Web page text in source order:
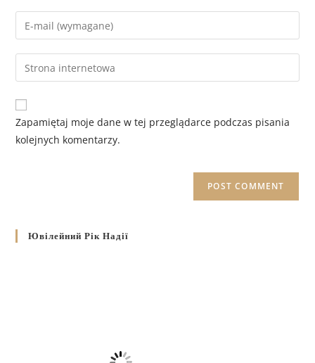
Zapamiętaj moje dane w tej przeglądarce podczas pisania
kolejnych komentarzy.
Ювілейний Рік Надії